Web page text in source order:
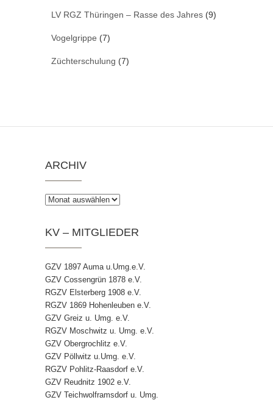
LV RGZ Thüringen – Rasse des Jahres (9)
Vogelgrippe (7)
Züchterschulung (7)
ARCHIV
Archiv
KV – MITGLIEDER
GZV 1897 Auma u.Umg.e.V.
GZV Cossengrün 1878 e.V.
RGZV Elsterberg 1908 e.V.
RGZV 1869 Hohenleuben e.V.
GZV Greiz u. Umg. e.V.
RGZV Moschwitz u. Umg. e.V.
GZV Obergrochlitz e.V.
GZV Pöllwitz u.Umg. e.V.
RGZV Pohlitz-Raasdorf e.V.
GZV Reudnitz 1902 e.V.
GZV Teichwolframsdorf u. Umg.